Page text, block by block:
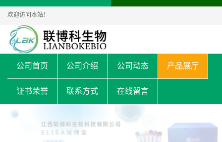
欢迎访问本站！
公司首页 公司介绍 公司动态 产品展厅
证书荣誉 联系方式 在线留言